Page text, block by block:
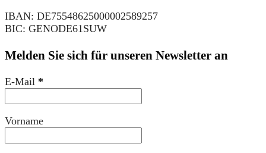
IBAN: DE75548625000002589257
BIC: GENODE61SUW
Melden Sie sich für unseren Newsletter an
E-Mail *
Vorname